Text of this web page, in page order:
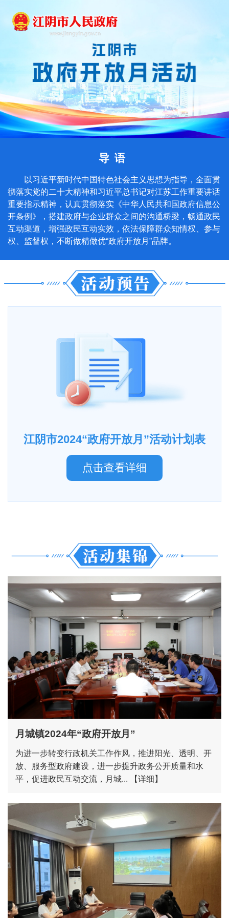
以习近平新时代中国特色社会主义思想为指导，全面贯
彻落实党的二十大精神和习近平总书记对江苏工作重要讲话
重要指示精神，认真贯彻落实《中华人民共和国政府信息公
开条例》，搭建政府与企业群众之间的沟通桥梁，畅通政民
互动渠道，增强政民互动实效，依法保障群众知情权、参与
权、监督权，不断做精做优“政府开放月”品牌。
江阴市2024“政府开放月”活动计划表
点击查看详细
月城镇2024年“政府开放月”
为进一步转变行政机关工作作风，推进阳光、透明、开
放、服务型政府建设，进一步提升政务公开质量和水
平，促进政民互动交流，月城...
【详细】